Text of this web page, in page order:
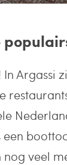
In Argassi
veel